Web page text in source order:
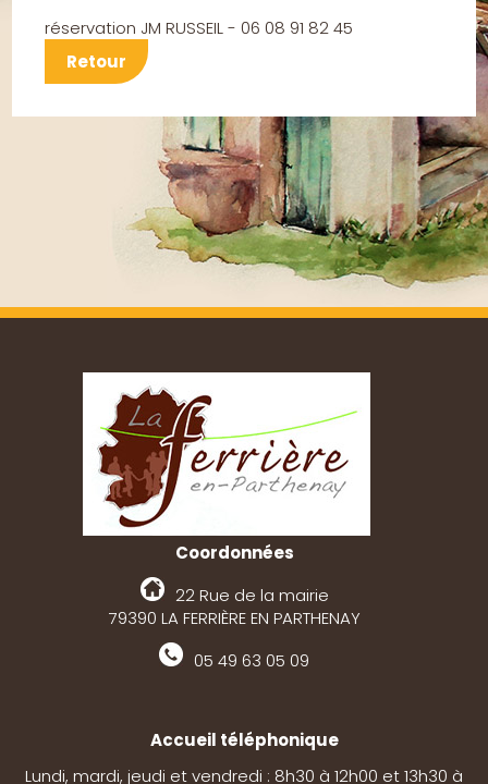
réservation JM RUSSEIL - 06 08 91 82 45
Retour
Coordonnées
22 Rue de la mairie
79390 LA FERRIÈRE EN PARTHENAY
05 49 63 05 09
Accueil téléphonique
Lundi, mardi, jeudi et vendredi : 8h30 à 12h00 et 13h30 à